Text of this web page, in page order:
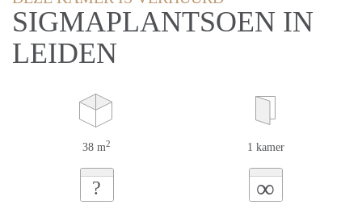
SIGMAPLANTSOEN IN
LEIDEN
38 m2 1 kamer
? ∞